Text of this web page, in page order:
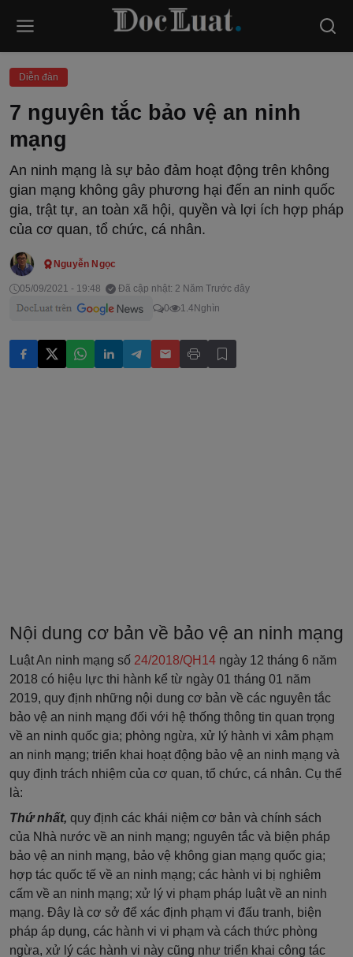
Diễn đàn
7 nguyên tắc bảo vệ an ninh
mạng
An ninh mạng là sự bảo đảm hoạt động trên không
gian mạng không gây phương hại đến an ninh quốc
gia, trật tự, an toàn xã hội, quyền và lợi ích hợp pháp
của cơ quan, tổ chức, cá nhân.
Nguyễn Ngọc
05/09/2021 - 19:48
Đã cập nhật: 2 Năm Trước đây
0
1.4Nghìn
Nội dung cơ bản về bảo vệ an ninh mạng
Luật An ninh mạng số 24/2018/QH14 ngày 12 tháng 6 năm
2018 có hiệu lực thi hành kể từ ngày 01 tháng 01 năm
2019, quy định những nội dung cơ bản về các nguyên tắc
bảo vệ an ninh mạng đối với hệ thống thông tin quan trọng
về an ninh quốc gia; phòng ngừa, xử lý hành vi xâm phạm
an ninh mạng; triển khai hoạt động bảo vệ an ninh mạng và
quy định trách nhiệm của cơ quan, tổ chức, cá nhân. Cụ thể
là:
Thứ nhất, quy định các khái niệm cơ bản và chính sách
của Nhà nước về an ninh mạng; nguyên tắc và biện pháp
bảo vệ an ninh mạng, bảo vệ không gian mạng quốc gia;
hợp tác quốc tế về an ninh mạng; các hành vi bị nghiêm
cấm về an ninh mạng; xử lý vi phạm pháp luật về an ninh
mạng. Đây là cơ sở để xác định phạm vi đấu tranh, biện
pháp áp dụng, các hành vi vi phạm và cách thức phòng
ngừa, xử lý các hành vi này cũng như triển khai công tác